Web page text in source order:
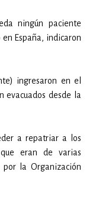
ningún paciente
España, indicaron
ingresaron en el
evacuados desde la
a repatriar a los
eran de varias
por la Organización